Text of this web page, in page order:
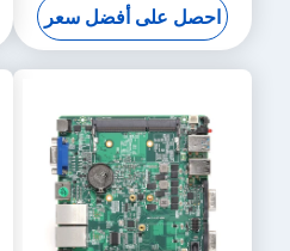
احصل على أفضل سعر